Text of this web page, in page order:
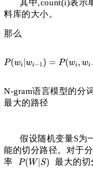
其中,count(i)表示
料库的大小。
那么
N-gram语言模型的分
最大的路径
假设随机变量S为
能的切分路径。对于
率
最大的切